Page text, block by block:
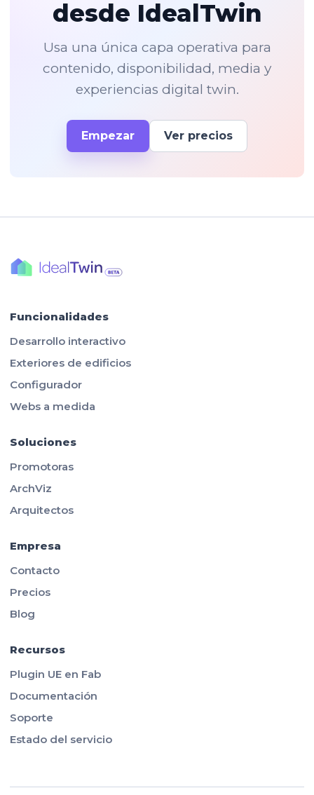
desde IdealTwin
Usa una única capa operativa para
contenido, disponibilidad, media y
experiencias digital twin.
Empezar Ver precios
Funcionalidades
Desarrollo interactivo
Exteriores de edificios
Configurador
Webs a medida
Soluciones
Promotoras
ArchViz
Arquitectos
Empresa
Contacto
Precios
Blog
Recursos
Plugin UE en Fab
Documentación
Soporte
Estado del servicio